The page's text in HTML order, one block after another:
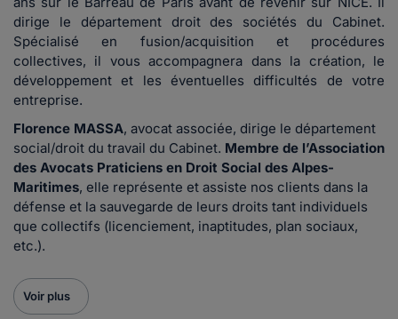
dirige le département droit des sociétés du Cabinet.
Spécialisé en fusion/acquisition et procédures
collectives, il vous accompagnera dans la création, le
développement et les éventuelles difficultés de votre
entreprise.
Florence MASSA, avocat associée, dirige le département
social/droit du travail du Cabinet. Membre de l’Association
des Avocats Praticiens en Droit Social des Alpes-
Maritimes, elle représente et assiste nos clients dans la
défense et la sauvegarde de leurs droits tant individuels
que collectifs (licenciement, inaptitudes, plan sociaux,
etc.).
Voir plus